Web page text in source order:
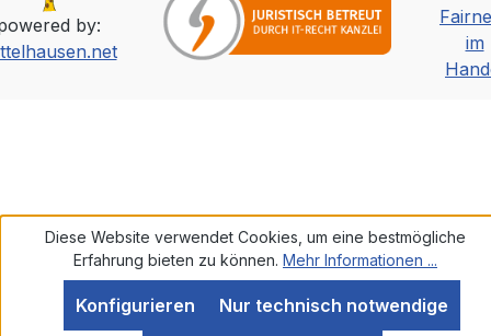
by:
Diese Website verwendet Cookies, um eine bestmögliche
Erfahrung bieten zu können. Mehr Informationen ...
Nur technisch notwendige
Konfigurieren